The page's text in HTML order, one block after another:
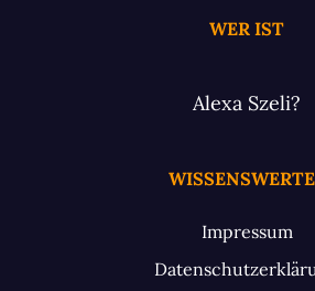
WER IST
Alexa Szeli?
Impressum